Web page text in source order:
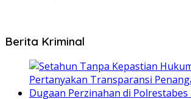
Berita Kriminal